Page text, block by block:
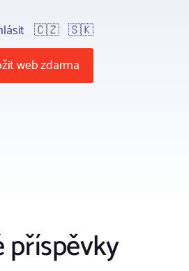
🇨🇿 🇸🇰
web zdarma
příspěvky